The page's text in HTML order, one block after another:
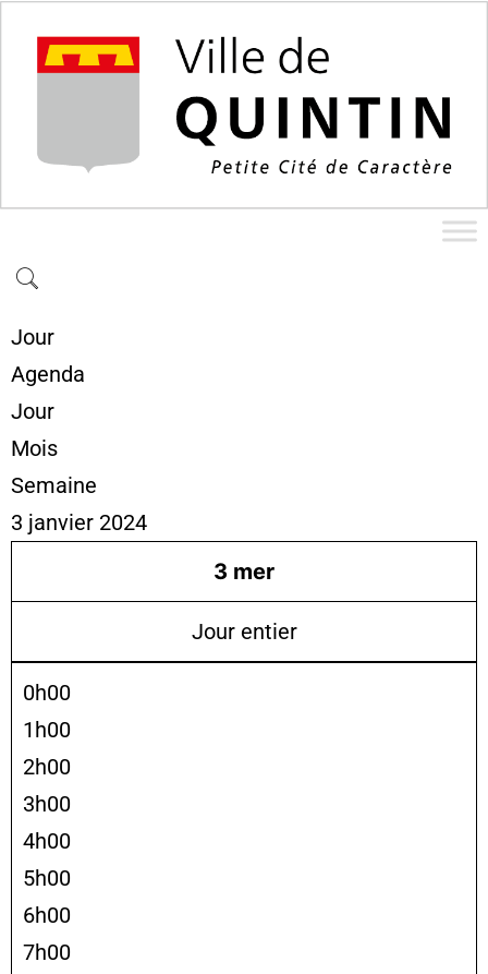
Jour
Agenda
Jour
Mois
Semaine
3 janvier 2024
3 mer
Jour entier
0h00
1h00
2h00
3h00
4h00
5h00
6h00
7h00